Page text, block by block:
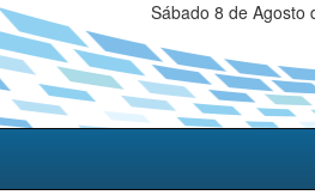
Sábado 8 de Agosto